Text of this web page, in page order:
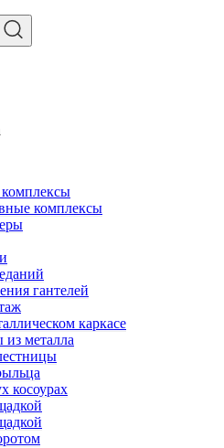
комплексы
гантелей
каркасе
из металла
косоурах